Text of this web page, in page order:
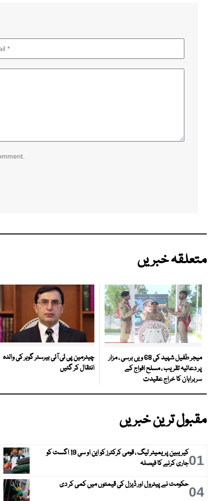
متعلقہ خبریں
میجر طفیل شہید کی 68 ویں برسی ، مزار
پر دعائیہ تقریب ، مسلح افواج کے
سربراہان کا خراج عقیدت
چیئرمین پی ٹی آئی بیرسٹر گوہر کی والدہ
انتقال کر گئیں
مقبول ترین خبریں
01
کیریبین پریمیئر لیگ ، قومی کرکٹرز کو این او سی 19 اگست کو
جاری کرنے کا فیصلہ
04حکومت نے پیٹرول اور ڈیزل کی قیمتوں میں کمی کر دی